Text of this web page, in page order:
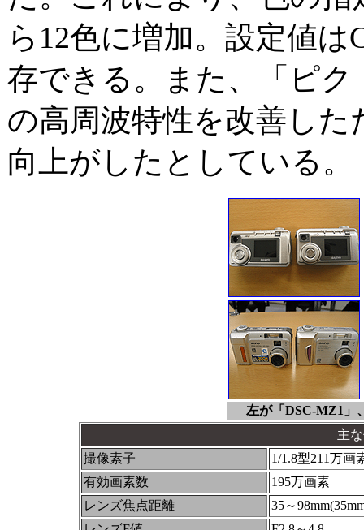
ら12色に増加。設定値
存できる。また、「ピ
の高周波特性を改善し
向上がしたとしている。
左が「DSC-MZ1」
主
撮像素子
1/1.8型211万画
有効画素数
195万画素
レンズ焦点距離
35～